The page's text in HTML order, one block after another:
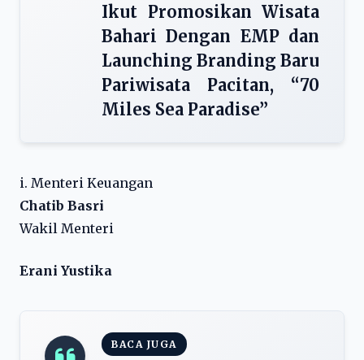
Ikut Promosikan Wisata
Bahari Dengan EMP dan
Launching Branding Baru
Pariwisata Pacitan, “70
Miles Sea Paradise”
i. Menteri Keuangan
Chatib Basri
Wakil Menteri
Erani Yustika
BACA JUGA